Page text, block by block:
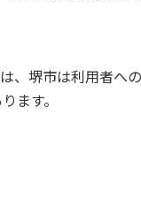
、堺市は利用者へ
ます。